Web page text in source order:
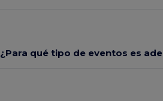
¿Para qué tipo de eventos es